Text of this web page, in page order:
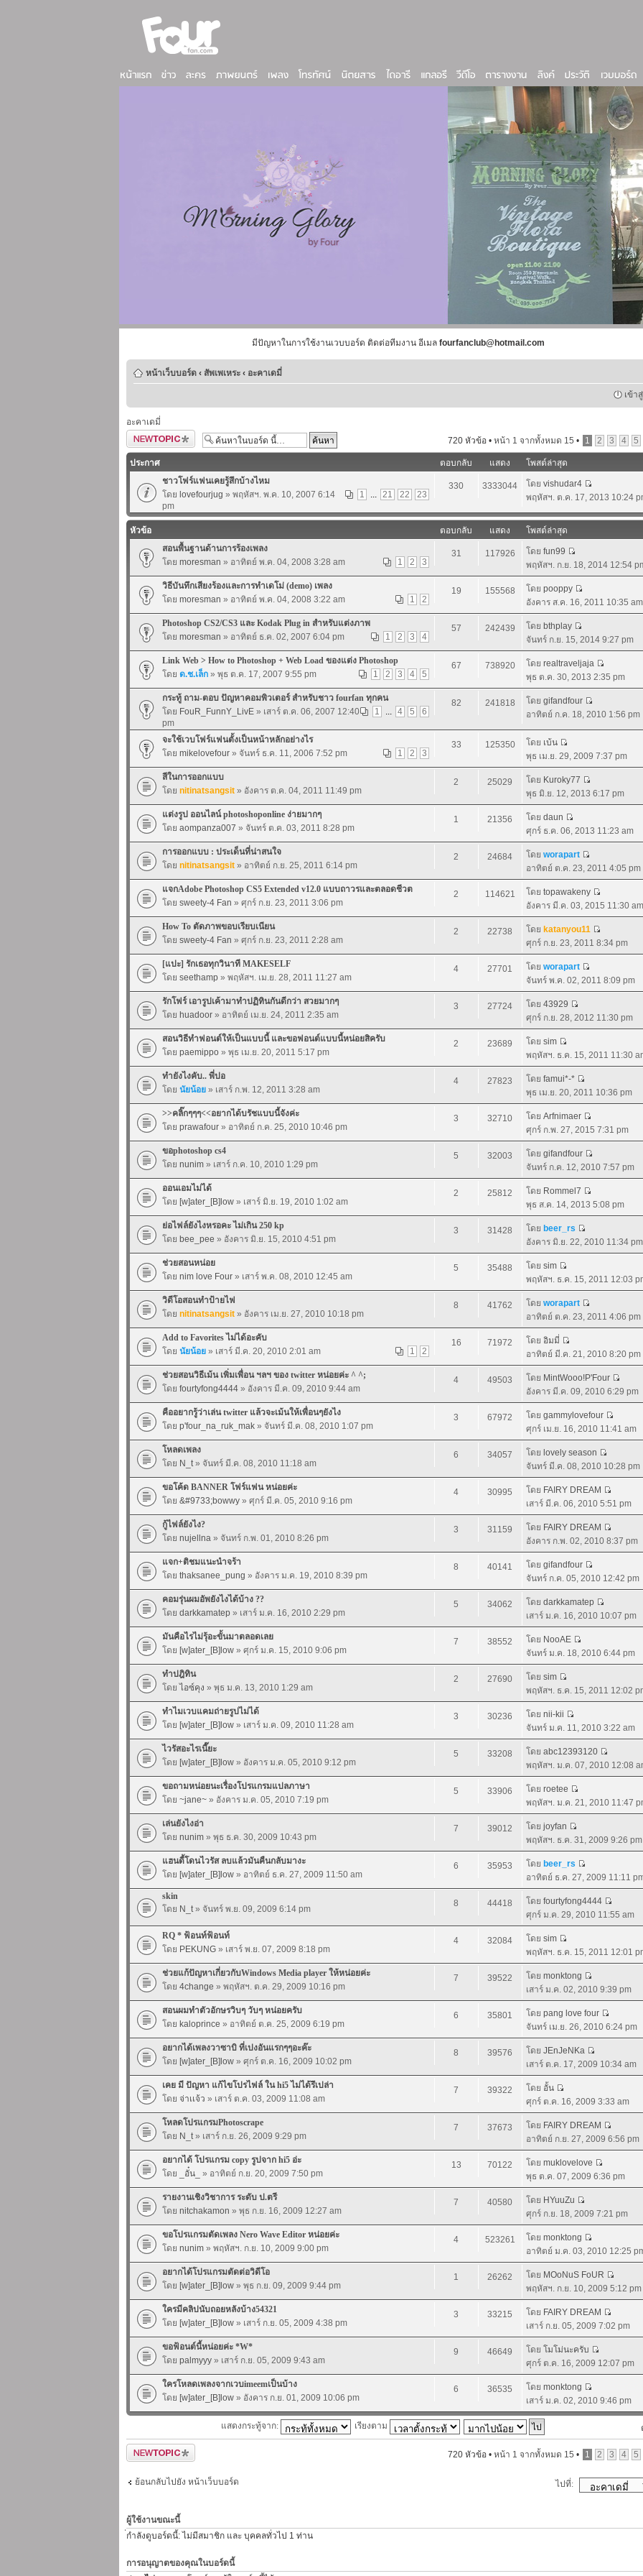
มีปัญหาในการใช้งานเวบบอร์ด ติดต่อทีมงาน อีเมล fourfanclub@hotmail.com
หน้าเว็บบอร์ด ‹ สัพเพเหระ ‹ อะคาเดมี่
เข้า
อะคาเดมี่
ตั้งกระทู้ใหม่
720 หัวข้อ • หน้า 1 จากทั้งหมด 15 • 1 2 3 4 5
ประกาศ ตอบกลับ แสดง
โพสต์ล่าสุด
ชาวโฟร์แฟนเคยรู้สึกบ้างไหม
1
... 21 22 23
โดย lovefourjug » พฤหัสฯ. พ.ค. 10, 2007 6:14
pm
330 3333044 โดย vishudar4
พฤหัสฯ. ต.ค. 17, 2013 10:24
หัวข้อ ตอบกลับ แสดง
โพสต์ล่าสุด
สอนพื้นฐานด้านการร้องเพลง
1
2 3
โดย moresman » อาทิตย์ พ.ค. 04, 2008 3:28 am
31 117926 โดย fun99
พฤหัสฯ. ก.ย. 18, 2014 12:54
วิธีบันทึกเสียงร้องและการทำเดโม่ (demo) เพลง
1
2
โดย moresman » อาทิตย์ พ.ค. 04, 2008 3:22 am
19 155568 โดย pooppy
อังคาร ส.ค. 16, 2011 10:35 am
Photoshop CS2/CS3 และ Kodak Plug in สำหรับแต่งภาพ
1
2 3 4
โดย moresman » อาทิตย์ ธ.ค. 02, 2007 6:04 pm
57 242439 โดย bthplay
จันทร์ ก.ย. 15, 2014 9:27 pm
Link Web > How to Photoshop + Web Load ของแต่ง Photoshop
1
2 3 4 5
โดย ด.ช.เล็ก » พุธ ต.ค. 17, 2007 9:55 pm
67 738920 โดย realtraveljaja
พุธ ต.ค. 30, 2013 2:35 pm
กระทู้ ถาม-ตอบ ปัญหาคอมพิวเตอร์ สำหรับชาว fourfan ทุกคน
1
... 4 5 6
โดย FouR_FunnY_LivE » เสาร์ ต.ค. 06, 2007 12:40
pm
82 241818 โดย gifandfour
อาทิตย์ ก.ค. 18, 2010 1:56 pm
จะใช้เวบโฟร์แฟนตั้งเป็นหน้าหลักอย่างไร
1
2 3
โดย mikelovefour » จันทร์ ธ.ค. 11, 2006 7:52 pm
33 125350 โดย เบ้น
พุธ เม.ย. 29, 2009 7:37 pm
สีในการออกแบบ
โดย nitinatsangsit » อังคาร ต.ค. 04, 2011 11:49 pm
2 25029 โดย Kuroky77
พุธ มิ.ย. 12, 2013 6:17 pm
แต่งรูป ออนไลน์ photoshoponline ง่ายมากๆ
โดย aompanza007 » จันทร์ ต.ค. 03, 2011 8:28 pm
1 21356 โดย daun
ศุกร์ ธ.ค. 06, 2013 11:23 am
การออกแบบ : ประเด็นที่น่าสนใจ
โดย nitinatsangsit » อาทิตย์ ก.ย. 25, 2011 6:14 pm
2 24684 โดย worapart
อาทิตย์ ต.ค. 23, 2011 4:05 pm
แจกAdobe Photoshop CS5 Extended v12.0 แบบถาวรและตลอดชีวต
โดย sweety-4 Fan » ศุกร์ ก.ย. 23, 2011 3:06 pm
2 114621 โดย topawakeny
อังคาร มี.ค. 03, 2015 11:30 am
How To ตัดภาพขอบเรียบเนียน
โดย sweety-4 Fan » ศุกร์ ก.ย. 23, 2011 2:28 am
2 22738 โดย katanyou11
ศุกร์ ก.ย. 23, 2011 8:34 pm
[แปะ] รักเธอทุกวินาที MAKESELF
โดย seethamp » พฤหัสฯ. เม.ย. 28, 2011 11:27 am
4 27701 โดย worapart
จันทร์ พ.ค. 02, 2011 8:09 pm
รักโฟร์ เอารูปเค้ามาทำปฏิทินกันดีกว่า สวยมากๆ
โดย huadoor » อาทิตย์ เม.ย. 24, 2011 2:35 am
3 27724 โดย 43929
ศุกร์ ก.ย. 28, 2012 11:30 pm
สอนวิธีทำฟอนต์ให้เป็นแบบนี้ และขอฟอนต์แบบนี้หน่อยสิครับ
โดย paemippo » พุธ เม.ย. 20, 2011 5:17 pm
2 23689 โดย sim
พฤหัสฯ. ธ.ค. 15, 2011 11:30
ทำยังไงคับ.. พี่ปอ
โดย นัยน้อย » เสาร์ ก.พ. 12, 2011 3:28 am
4 27823 โดย famui*-*
พุธ เม.ย. 20, 2011 10:36 pm
>>คลิ๊กๆๆๆ<<อยากได้บรัชแบบนี้จังค่ะ
โดย prawafour » อาทิตย์ ก.ค. 25, 2010 10:46 pm
3 32710 โดย Arfnimaer
ศุกร์ ก.พ. 27, 2015 7:31 pm
ขอphotoshop cs4
โดย nunim » เสาร์ ก.ค. 10, 2010 1:29 pm
5 32003 โดย gifandfour
จันทร์ ก.ค. 12, 2010 7:57 pm
ออนเอมไม่ได้
โดย [w]ater_[B]low » เสาร์ มิ.ย. 19, 2010 1:02 am
2 25812 โดย Rommel7
พุธ ส.ค. 14, 2013 5:08 pm
ย่อไฟล์ยังไงหรอคะ ไม่เกิน 250 kp
โดย bee_pee » อังคาร มิ.ย. 15, 2010 4:51 pm
3 31428 โดย beer_rs
อังคาร มิ.ย. 22, 2010 11:34 pm
ช่วยสอนหน่อย
โดย nim love Four » เสาร์ พ.ค. 08, 2010 12:45 am
5 35488 โดย sim
พฤหัสฯ. ธ.ค. 15, 2011 12:03
วิดีโอสอนทำป้ายไฟ
โดย nitinatsangsit » อังคาร เม.ย. 27, 2010 10:18 pm
8 41762 โดย worapart
อาทิตย์ ต.ค. 23, 2011 4:06 pm
Add to Favorites ไม่ได้อะคับ
1
2
โดย นัยน้อย » เสาร์ มี.ค. 20, 2010 2:01 am
16 71972 โดย อิมมี่
อาทิตย์ มี.ค. 21, 2010 8:20 pm
ช่วยสอนวิธีเม้น เพิ่มเพื่อน ฯลฯ ของ twitter หน่อยค่ะ ^ ^;
โดย fourtyfong4444 » อังคาร มี.ค. 09, 2010 9:44 am
4 49503 โดย MintWooo!P'Four
อังคาร มี.ค. 09, 2010 6:29 pm
คืออยากรู้ว่าเล่น twitter แล้วจะเม้นให้เพื่อนๆยังไง
โดย p'four_na_ruk_mak » จันทร์ มี.ค. 08, 2010 1:07 pm
3 67972 โดย gammylovefour
ศุกร์ เม.ย. 16, 2010 11:41 am
โหลดเพลง
โดย N_t» จันทร์ มี.ค. 08, 2010 11:18 am
6 34057 โดย lovely season
จันทร์ มี.ค. 08, 2010 10:28 pm
ขอโค้ด BANNER โฟร์แฟน หน่อยค่ะ
โดย &#9733;bowwy » ศุกร์ มี.ค. 05, 2010 9:16 pm
4 30995 โดย FAIRY DREAM
เสาร์ มี.ค. 06, 2010 5:51 pm
กู้ไฟล์ยังไง?
โดย nujellna » จันทร์ ก.พ. 01, 2010 8:26 pm
3 31159 โดย FAIRY DREAM
อังคาร ก.พ. 02, 2010 8:37 pm
แจก+ติชมแนะนำจร้า
โดย thaksanee_pung » อังคาร ม.ค. 19, 2010 8:39 pm
8 40141 โดย gifandfour
จันทร์ ก.ค. 05, 2010 12:42 pm
คอมรุ่นผมอัพยังไงได้บ้าง ??
โดย darkkamatep » เสาร์ ม.ค. 16, 2010 2:29 pm
5 34062 โดย darkkamatep
เสาร์ ม.ค. 16, 2010 10:07 pm
มันคือไรไม่รุ้อะขั้นมาตลอดเลย
โดย [w]ater_[B]low » ศุกร์ ม.ค. 15, 2010 9:06 pm
7 38552 โดย NooAE
จันทร์ ม.ค. 18, 2010 6:44 pm
ทำปฎิทิน
โดย ไอซ์คุง » พุธ ม.ค. 13, 2010 1:29 am
2 27690 โดย sim
พฤหัสฯ. ธ.ค. 15, 2011 12:02
ทำไมเวบแคมถ่ายรูปไม่ได้
โดย [w]ater_[B]low » เสาร์ ม.ค. 09, 2010 11:28 am
3 30236 โดย nii-kii
จันทร์ ม.ค. 11, 2010 3:22 am
ไวรัสอะไรเนี๊ยะ
โดย [w]ater_[B]low » อังคาร ม.ค. 05, 2010 9:12 pm
5 33208 โดย abc12393120
พฤหัสฯ. ม.ค. 07, 2010 12:08
ขอถามหน่อยนะเรื่องโปรแกรมแปลภาษา
โดย ~jane~ » อังคาร ม.ค. 05, 2010 7:19 pm
5 33906 โดย roetee
พฤหัสฯ. ม.ค. 21, 2010 11:47
เล่นยังไงอ่า
โดย nunim » พุธ ธ.ค. 30, 2009 10:43 pm
7 39012 โดย joyfan
พฤหัสฯ. ธ.ค. 31, 2009 9:26 pm
แฮนดี้โดนไวรัส ลบแล้วมันคืนกลับมางะ
โดย [w]ater_[B]low » อาทิตย์ ธ.ค. 27, 2009 11:50 am
6 35953 โดย beer_rs
อาทิตย์ ธ.ค. 27, 2009 11:11
skin
โดย N_t» จันทร์ พ.ย. 09, 2009 6:14 pm
8 44418 โดย fourtyfong4444
ศุกร์ ม.ค. 29, 2010 11:55 am
RQ * ฟ้อนท์ฟ้อนท์
โดย PEKUNG » เสาร์ พ.ย. 07, 2009 8:18 pm
4 32084 โดย sim
พฤหัสฯ. ธ.ค. 15, 2011 12:01
ช่วยแก้ปัญหาเกี่ยวกับWindows Media player ให้หน่อยค่ะ
โดย 4change » พฤหัสฯ. ต.ค. 29, 2009 10:16 pm
7 39522 โดย monktong
เสาร์ ม.ค. 02, 2010 9:39 pm
สอนผมทำตัวอักษรวิบๆ วับๆ หน่อยครับ
โดย kaloprince » อาทิตย์ ต.ค. 25, 2009 6:19 pm
6 35801 โดย pang love four
จันทร์ เม.ย. 26, 2010 6:24 pm
อยากได้เพลงวาซาบิ ที่เปงอันแรกๆๆอะค๊ะ
โดย [w]ater_[B]low » ศุกร์ ต.ค. 16, 2009 10:02 pm
8 39576 โดย JEnJeNKa
เสาร์ ต.ค. 17, 2009 10:34 am
เคย มี ปัญหา แก้ไขโปรไฟล์ ใน hi5 ไม่ได้รึเปล่า
โดย จ่าเเจ้ว » เสาร์ ต.ค. 03, 2009 11:08 am
7 39322 โดย อั้น
ศุกร์ ต.ค. 16, 2009 3:33 am
โหลดโปรแกรมPhotoscrape
โดย N_t» เสาร์ ก.ย. 26, 2009 9:29 pm
7 37673 โดย FAIRY DREAM
อาทิตย์ ก.ย. 27, 2009 6:56 pm
อยากได้ โปรแกรม copy รูปจาก hi5 อ่ะ
โดย
_อั๋น_ » อาทิตย์ ก.ย. 20, 2009 7:50 pm
13 70122 โดย muklovelove
พุธ ต.ค. 07, 2009 6:36 pm
รายงานเชิงวิชาการ ระดับ ป.ตรี
โดย nitchakamon » พุธ ก.ย. 16, 2009 12:27 am
7 40580 โดย HYuuZu
ศุกร์ ก.ย. 18, 2009 7:21 pm
ขอโปรแกรมตัดเพลง Nero Wave Editor หน่อยค่ะ
โดย nunim » พฤหัสฯ. ก.ย. 10, 2009 9:00 pm
4 523261 โดย monktong
อาทิตย์ ม.ค. 03, 2010 12:25
อยากได้โปรแกรมตัดต่อวิดีโอ
โดย [w]ater_[B]low » พุธ ก.ย. 09, 2009 9:44 pm
1 26262 โดย MOoNuS FoUR
พฤหัสฯ. ก.ย. 10, 2009 5:12 pm
ใครมีคลิปนับถอยหลังบ้าง54321
โดย [w]ater_[B]low » เสาร์ ก.ย. 05, 2009 4:38 pm
3 33215 โดย FAIRY DREAM
เสาร์ ก.ย. 05, 2009 7:02 pm
ขอฟ้อนต์นี้หน่อยค่ะ *W*
โดย palmyyy » เสาร์ ก.ย. 05, 2009 9:43 am
9 46649 โดย โมโม่นะครับ
ศุกร์ ต.ค. 16, 2009 12:07 pm
ใครโหลดเพลงจากเวบimeemเป็นบ้าง
โดย [w]ater_[B]low » อังคาร ก.ย. 01, 2009 10:06 pm
6 36535 โดย monktong
เสาร์ ม.ค. 02, 2010 9:46 pm
แสดงกระทู้จาก: เรียงตาม
ตั้งกระทู้ใหม่ 720 หัวข้อ • หน้า 1 จากทั้งหมด 15 • 1 2 3 4 5
ย้อนกลับไปยัง หน้าเว็บบอร์ด ไปที่:
ผู้ใช้งานขณะนี้
่กำลังดูบอร์ดนี้: ไม่มีสมาชิก และ บุคคลทั่วไป 1 ท่าน
การอนุญาตของคุณในบอร์ดนี้